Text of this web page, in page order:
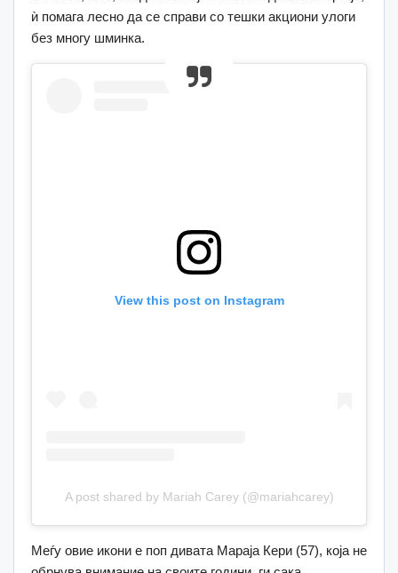
ѝ помага лесно да се справи со тешки акциони улоги
без многу шминка.
View this post on Instagram
A post shared by Mariah Carey (@mariahcarey)
Меѓу овие икони е поп дивата Мараја Кери (57), која не